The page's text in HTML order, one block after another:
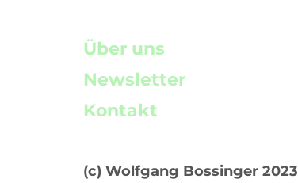
Über uns
Newsletter
Kontakt
(c) Wolfgang Bossinger 2023